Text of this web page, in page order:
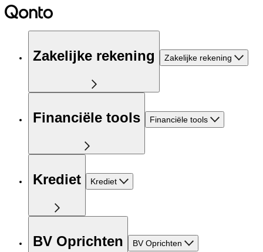
Zakelijke rekening Zakelijke rekening
Financiële tools Financiële tools
Krediet Krediet
BV Oprichten BV Oprichten